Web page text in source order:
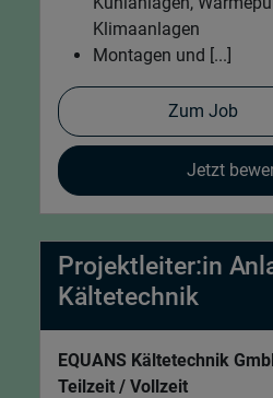
Klimaanlagen
Montagen und [...]
Zum Job
Jetzt
Projektleiter:in
Kältetechnik
EQUANS Kältetechnik
Teilzeit / Vollzeit